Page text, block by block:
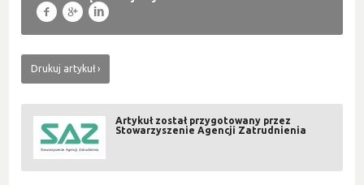
f g l
Drukuj artykuł
Artykuł został przygotowany przez
Stowarzyszenie Agencji Zatrudnienia